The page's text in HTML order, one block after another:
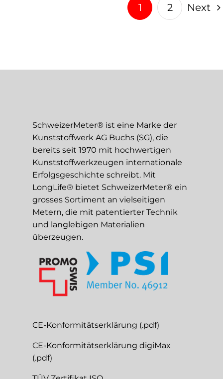
1 2 Next
SchweizerMeter® ist eine Marke der
Kunststoffwerk AG Buchs (SG), die
bereits seit 1970 mit hochwertigen
Kunststoffwerkzeugen internationale
Erfolgsgeschichte schreibt. Mit
LongLife® bietet SchweizerMeter® ein
grosses Sortiment an vielseitigen
Metern, die mit patentierter Technik
und langlebigen Materialien
überzeugen.
CE-Konformitätserklärung (.pdf)
CE-Konformitätserklärung digiMax
(.pdf)